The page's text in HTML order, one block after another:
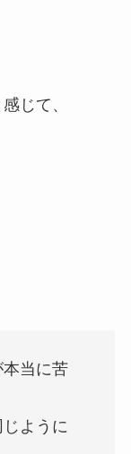
じて、
本当に苦
ように